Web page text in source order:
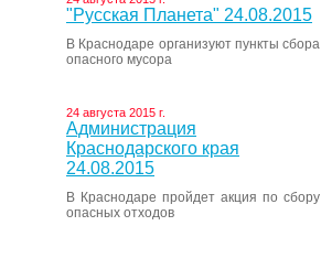
"Русская Планета" 24.08.2015
В Краснодаре организуют пункты сбора
опасного мусора
24 августа 2015 г.
Администрация
Краснодарского края
24.08.2015
В Краснодаре пройдет акция по сбору
опасных отходов